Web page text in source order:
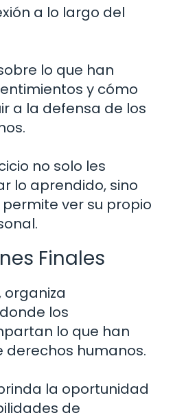
a lo largo del
lo que han
y cómo
a la defensa de los
no solo les
lo aprendido, sino
ver su propio
Finales
organiza
los
lo que han
humanos.
la oportunidad
de